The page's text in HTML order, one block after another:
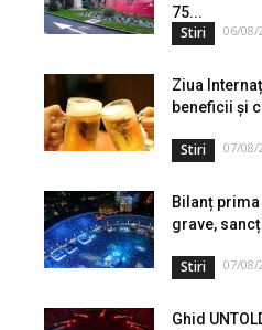
75...
Stiri 06/08/
Ziua
beneficii și
Stiri 07/08/
Bilanț prima
grave,
Stiri 07/08/
Ghid